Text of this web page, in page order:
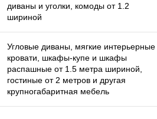
диваны и уголки, комоды от 1.2
шириной
Угловые диваны, мягкие интерьерные
кровати, шкафы-купе и шкафы
распашные от 1.5 метра шириной,
гостиные от 2 метров и другая
крупногабаритная мебель